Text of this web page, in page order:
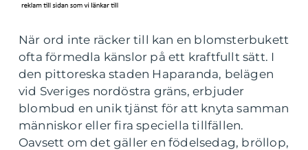
När ord inte räcker till kan en blomsterbukett
ofta förmedla känslor på ett kraftfullt sätt. I
den pittoreska staden Haparanda, belägen
vid Sveriges nordöstra gräns, erbjuder
blombud en unik tjänst för att knyta samman
människor eller fira speciella tillfällen.
Oavsett om det gäller en födelsedag, bröllop,